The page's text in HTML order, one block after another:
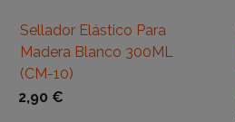
Sellador Elástico Para
Madera Blanco 300ML
(CM-10)
2,90 €